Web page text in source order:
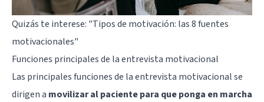
Quizás te interese: "Tipos de motivación: las 8 fuentes
motivacionales"
Funciones principales de la entrevista motivacional
Las principales funciones de la entrevista motivacional se
dirigen a movilizar al paciente para que ponga en marcha